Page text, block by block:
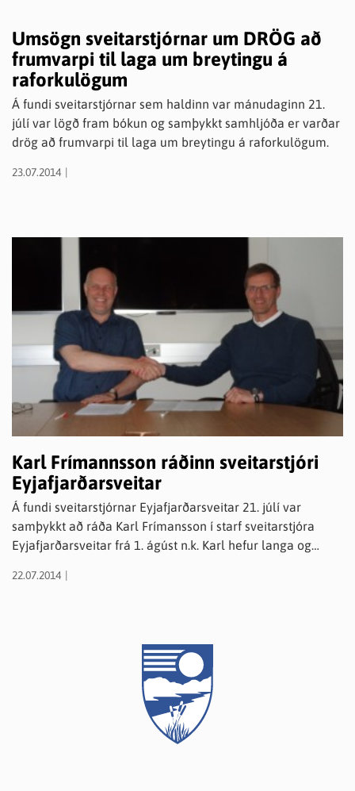
Umsögn sveitarstjórnar um DRÖG að
frumvarpi til laga um breytingu á
raforkulögum
Á fundi sveitarstjórnar sem haldinn var mánudaginn 21.
júlí var lögð fram bókun og samþykkt samhljóða er varðar
drög að frumvarpi til laga um breytingu á raforkulögum.
23.07.2014
Karl Frímannsson ráðinn sveitarstjóri
Eyjafjarðarsveitar
Á fundi sveitarstjórnar Eyjafjarðarsveitar 21. júlí var
samþykkt að ráða Karl Frímansson í starf sveitarstjóra
Eyjafjarðarsveitar frá 1. ágúst n.k. Karl hefur langa og
skólastjóri Hrafnagilsskóla í 13 ár og undir hans stjórn
22.07.2014